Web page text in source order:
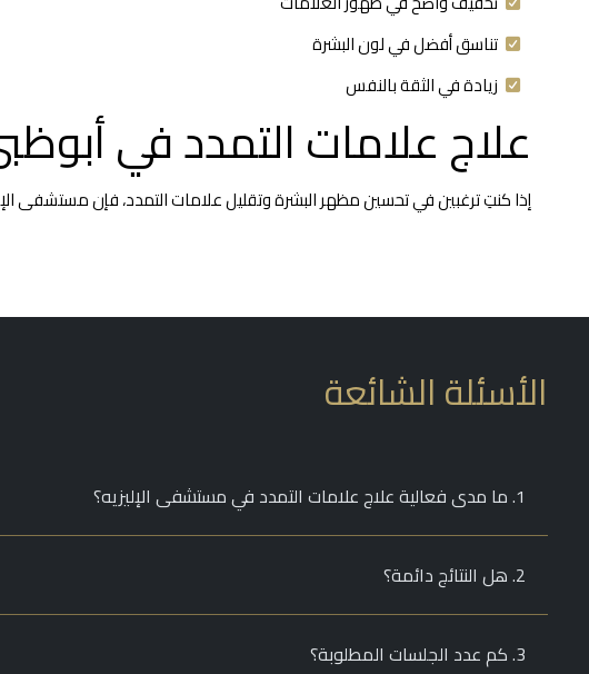
تناسق أفضل في لون البشرة
زيادة في الثقة بالنفس
علاج علامات التمدد في
إذا كنتِ ترغبين في تحسين مظهر البشرة وتقليل علامات التمدد، فإن مستشفى
الأسئلة الشائعة
1. ما مدى فعالية علاج علامات التمدد في مستشفى الإليزيه؟
2. هل النتائج دائمة؟
3. كم عدد الجلسات المطلوبة؟